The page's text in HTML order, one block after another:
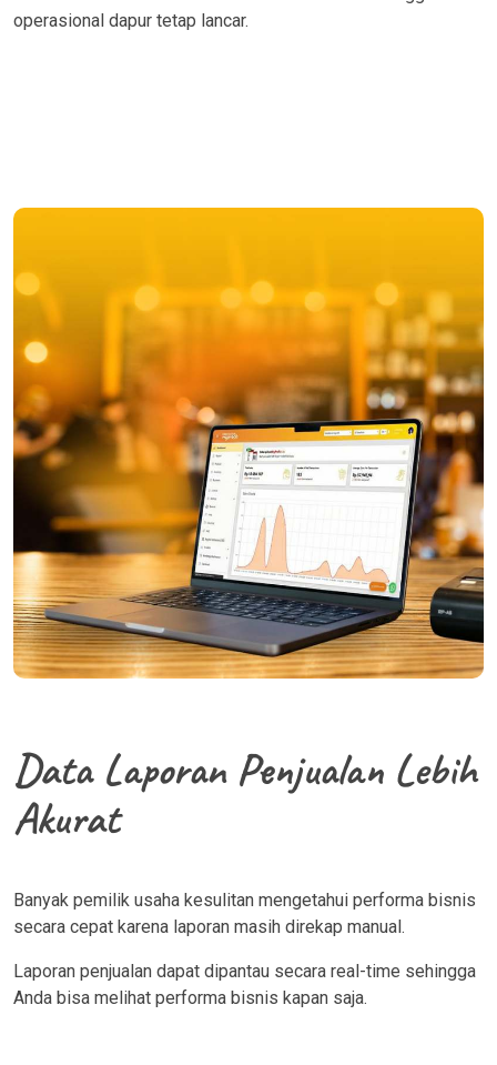
operasional dapur tetap lancar.
Data Laporan Penjualan Lebih
Akurat
Banyak pemilik usaha kesulitan mengetahui performa bisnis
secara cepat karena laporan masih direkap manual.
Laporan penjualan dapat dipantau secara real-time sehingga
Anda bisa melihat performa bisnis kapan saja.